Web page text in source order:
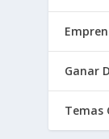
Ganar
Temas